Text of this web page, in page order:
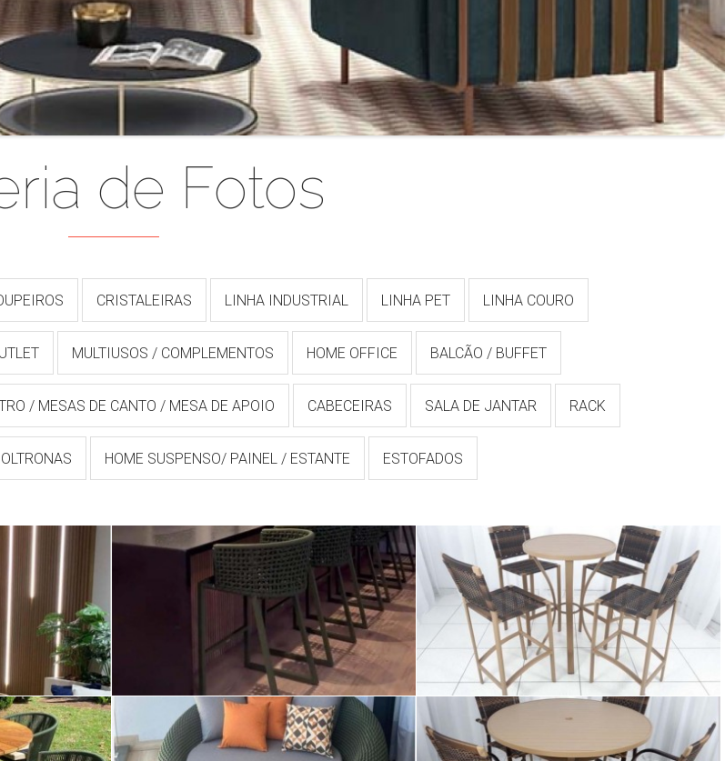
de Fotos
CRISTALEIRAS LINHA INDUSTRIAL LINHA PET LINHA COURO
MULTIUSOS / COMPLEMENTOS HOME OFFICE BALCÃO / BUFFET
/ MESAS DE CANTO / MESA DE APOIO CABECEIRAS SALA DE JANTAR RACK
HOME SUSPENSO/ PAINEL / ESTANTE ESTOFADOS